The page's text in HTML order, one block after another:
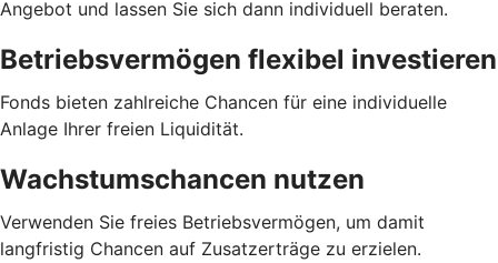
Angebot und lassen Sie sich dann individuell beraten.
Betriebsvermögen flexibel investieren
Fonds bieten zahlreiche Chancen für eine individuelle
Anlage Ihrer freien Liquidität.
Wachstumschancen nutzen
Verwenden Sie freies Betriebsvermögen, um damit
langfristig Chancen auf Zusatzerträge zu erzielen.